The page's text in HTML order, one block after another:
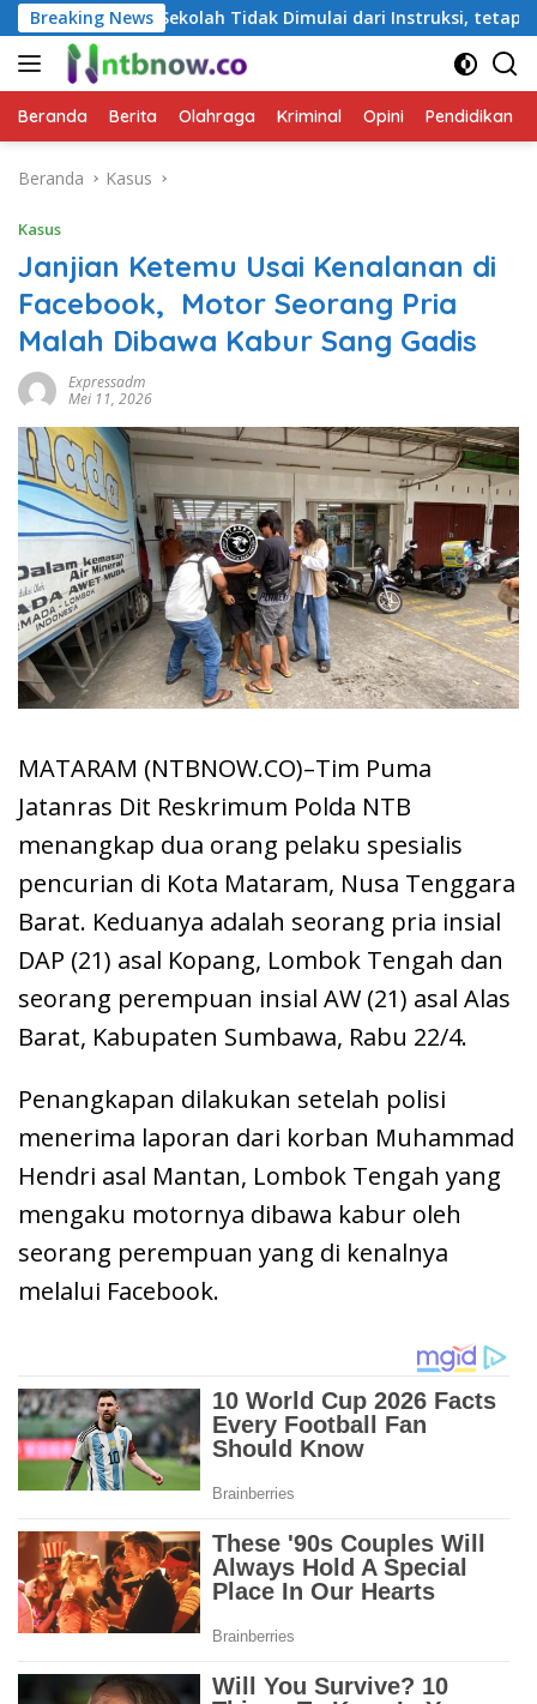
Langsung
ke
konten
Breaking News
Tidak Dimulai dari Instruksi, tetapi dari Cara Berbicara
Beranda Berita Olahraga Kriminal Opini Pendidikan
Beranda Kasus
Kasus
Janjian Ketemu Usai Kenalanan di
Facebook, Motor Seorang Pria
Malah Dibawa Kabur Sang Gadis
Expressadm
Mei 11, 2026
MATARAM (NTBNOW.CO)–Tim Puma
Jatanras Dit Reskrimum Polda NTB
menangkap dua orang pelaku spesialis
pencurian di Kota Mataram, Nusa Tenggara
Barat. Keduanya adalah seorang pria insial
DAP (21) asal Kopang, Lombok Tengah dan
seorang perempuan insial AW (21) asal Alas
Barat, Kabupaten Sumbawa, Rabu 22/4.
Penangkapan dilakukan setelah polisi
menerima laporan dari korban Muhammad
Hendri asal Mantan, Lombok Tengah yang
mengaku motornya dibawa kabur oleh
seorang perempuan yang di kenalnya
melalui Facebook.